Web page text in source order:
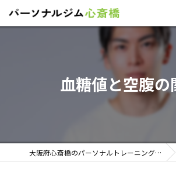
血糖値と空腹の
大阪府心斎橋のパーソナルトレーニングならパーソナルジム心斎橋